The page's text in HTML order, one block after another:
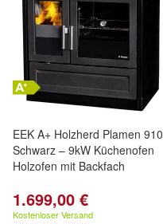
EEK A+ Holzherd Plamen 910
Schwarz – 9kW Küchenofen
Holzofen mit Backfach
1.699,00 €
Kostenloser Versand